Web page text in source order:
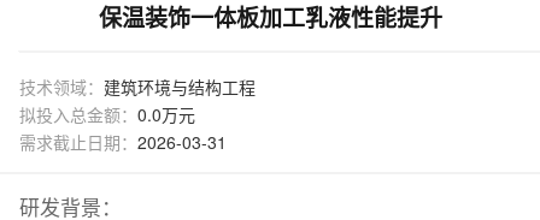
保温装饰一体板加工乳液性能提升
技术领域： 建筑环境与结构工程
拟投入总金额： 0.0万元
需求截止日期： 2026-03-31
研发背景：